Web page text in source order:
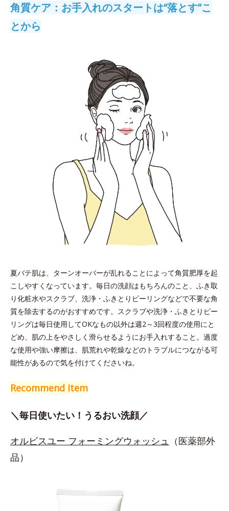
角質ケア：お手入れのスタートは“落とす”こ
とから
夏バテ肌は、ターンオーバーが乱れることによって角質肥厚を起
こしやすくなっています。毎日の洗顔はもちろんのこと、ふき取
り化粧水やスクラブ、洗浄・ふきとりピーリングなどで不要な角
質を除去するのがおすすめです。スクラブや洗浄・ふきとりピー
リングは毎日使用してOKなもの以外は週2～3回程度の使用にと
どめ、肌の上をやさしく滑らせるようにお手入れすること。過度
な使用や強い摩擦は、肌荒れや乾燥などのトラブルにつながる可
能性があるので気を付けてくださいね。
Recommend Item
＼毎日使いたい！うるおい洗顔／
オルビスユー フォーミングウォッシュ （医薬部外
品）